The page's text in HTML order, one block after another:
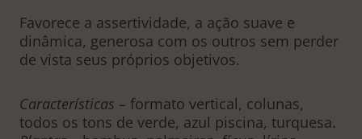
Favorece a assertividade, a ação suave e
dinâmica, generosa com os outros sem perder
de vista seus próprios objetivos.
Características – formato vertical, colunas,
todos os tons de verde, azul piscina, turquesa.